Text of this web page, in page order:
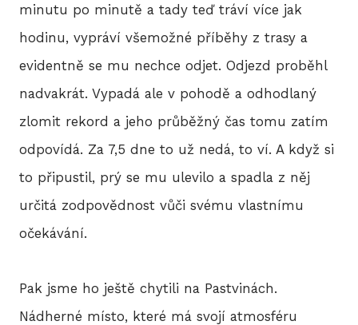
minutu po minutě a tady teď tráví více jak
hodinu, vypráví všemožné příběhy z trasy a
evidentně se mu nechce odjet. Odjezd proběhl
nadvakrát. Vypadá ale v pohodě a odhodlaný
zlomit rekord a jeho průběžný čas tomu zatím
odpovídá. Za 7,5 dne to už nedá, to ví. A když si
to připustil, prý se mu ulevilo a spadla z něj
určitá zodpovědnost vůči svému vlastnímu
očekávání.
Pak jsme ho ještě chytili na Pastvinách.
Nádherné místo, které má svojí atmosféru